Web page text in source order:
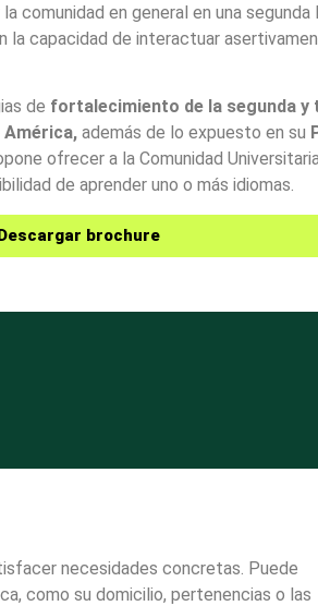
la comunidad en general en una segunda
la capacidad de interactuar
de fortalecimiento de la segunda y
América, además de lo expuesto en su
ofrecer a la Comunidad
de aprender uno o más idiomas.
brochure
necesidades concretas. Puede
como su domicilio, pertenencias o las